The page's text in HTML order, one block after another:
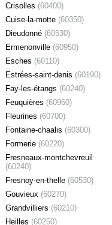
Crisolles (60400)
Cuise-la-motte (60350)
Dieudonné (60530)
Ermenonville (60950)
Esches (60110)
Estrées-saint-denis (60190)
Fay-les-étangs (60240)
Feuquières (60960)
Fleurines (60700)
Fontaine-chaalis (60300)
Formerie (60220)
Fresneaux-montchevreuil
(60240)
Fresnoy-en-thelle (60530)
Gouvieux (60270)
Grandvilliers (60210)
Heilles (60250)